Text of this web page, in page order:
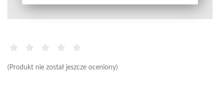
(Produkt nie został jeszcze oceniony)